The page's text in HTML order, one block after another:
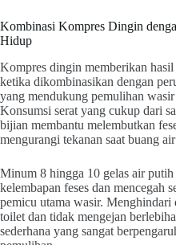
Kombinasi Kompres Dingin
Hidup
Kompres dingin memberikan
ketika dikombinasikan dengan
yang mendukung pemulihan
Konsumsi serat yang cukup dari
bijian membantu melembutkan
mengurangi tekanan saat buang air
Minum 8 hingga 10 gelas air putih
kelembapan feses dan mencegah
pemicu utama wasir. Menghindari
toilet dan tidak mengejan
sederhana yang sangat